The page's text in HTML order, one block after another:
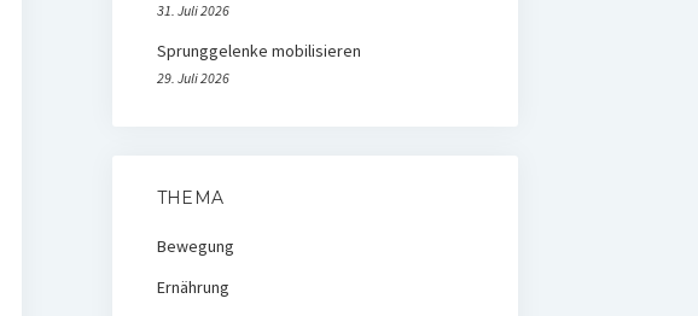
31. Juli 2026
Sprunggelenke mobilisieren
29. Juli 2026
THEMA
Bewegung
Ernährung